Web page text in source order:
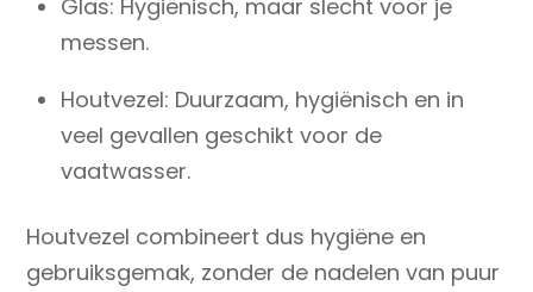
Glas: Hygiënisch, maar slecht voor je
messen.
Houtvezel: Duurzaam, hygiënisch en in
veel gevallen geschikt voor de
vaatwasser.
Houtvezel combineert dus hygiëne en
gebruiksgemak, zonder de nadelen van puur